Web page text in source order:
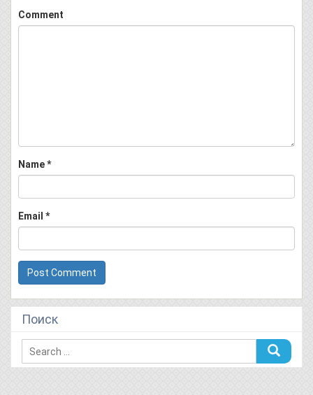
Comment
Name*
Email *
Поиск